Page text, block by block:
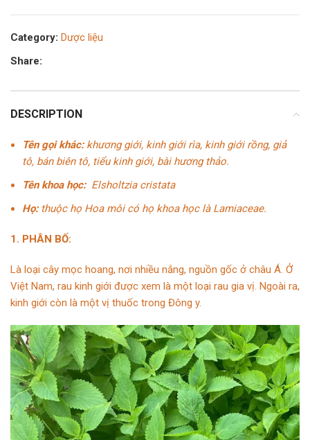
Category: Dược liệu
Share:
DESCRIPTION
Tên gọi khác:khương giới, kinh giới rìa, kinh giới rồng, giả
tô, bán biên tô, tiểu kinh giới, bài hương thảo.
Tên khoa học:Elsholtzia cristata
Họ:thuộc họ Hoa môi có họ khoa học là Lamiaceae.
1. PHÂN BỐ:
Là loại cây mọc hoang, nơi nhiều nắng, nguồn gốc ở châu Á. Ở
Việt Nam, rau kinh giới được xem là một loại rau gia vị. Ngoài ra,
kinh giới còn là một vị thuốc trong Đông y.